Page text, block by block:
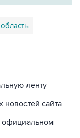
ленту
новостей сайта
официальном